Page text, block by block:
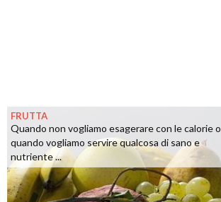
FRUTTA
Quando non vogliamo esagerare con le calorie o
quando vogliamo servire qualcosa di sano e
nutriente ...